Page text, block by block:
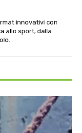
innovativi con
allo sport, dalla